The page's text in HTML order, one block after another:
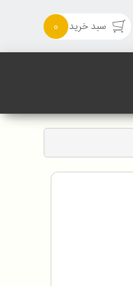
سبد خرید 0